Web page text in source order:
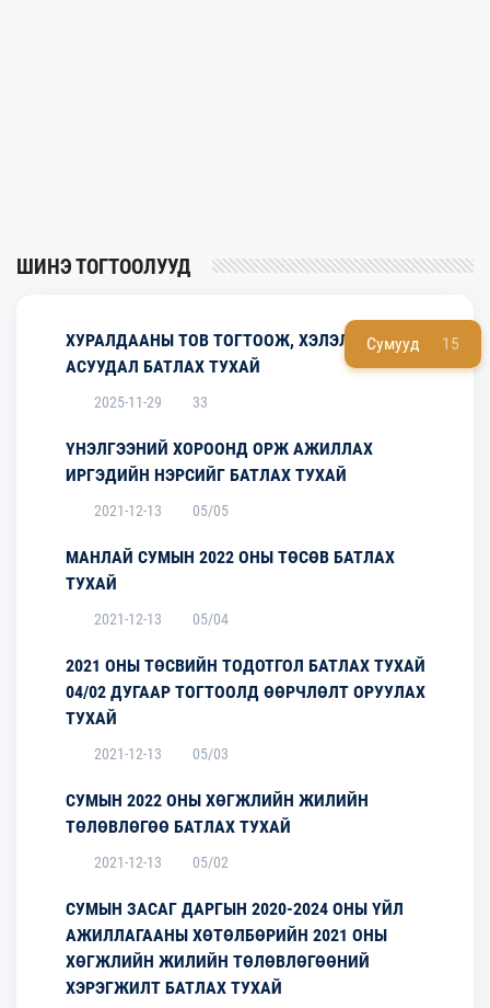
Сумууд 15
ШИНЭ ТОГТООЛУУД
ХУРАЛДААНЫ ТОВ ТОГТООЖ, ХЭЛЭЛЦЭХ
АСУУДАЛ БАТЛАХ ТУХАЙ
2025-11-29 33
ҮНЭЛГЭЭНИЙ ХОРООНД ОРЖ АЖИЛЛАХ
ИРГЭДИЙН НЭРСИЙГ БАТЛАХ ТУХАЙ
2021-12-13 05/05
МАНЛАЙ СУМЫН 2022 ОНЫ ТӨСӨВ БАТЛАХ
ТУХАЙ
2021-12-13 05/04
2021 ОНЫ ТӨСВИЙН ТОДОТГОЛ БАТЛАХ ТУХАЙ
04/02 ДУГААР ТОГТООЛД ӨӨРЧЛӨЛТ ОРУУЛАХ
ТУХАЙ
2021-12-13 05/03
СУМЫН 2022 ОНЫ ХӨГЖЛИЙН ЖИЛИЙН
ТӨЛӨВЛӨГӨӨ БАТЛАХ ТУХАЙ
2021-12-13 05/02
СУМЫН ЗАСАГ ДАРГЫН 2020-2024 ОНЫ ҮЙЛ
АЖИЛЛАГААНЫ ХӨТӨЛБӨРИЙН 2021 ОНЫ
ХӨГЖЛИЙН ЖИЛИЙН ТӨЛӨВЛӨГӨӨНИЙ
ХЭРЭГЖИЛТ БАТЛАХ ТУХАЙ